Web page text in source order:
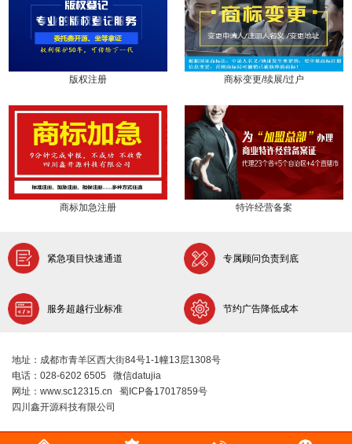
版权注册 商标变更/续展/过户
商标加急注册 特许经营备案
紧急项目快速通道 专属顾问负责到底
服务超越行业标准 节约广告降低成本
地址：成都市青羊区西大街84号1-1幢13层1308号
电话：028-6202 6505 微信datujia
网址：www.sc12315.cn 蜀ICP备17017859号
四川鑫开源科技有限公司